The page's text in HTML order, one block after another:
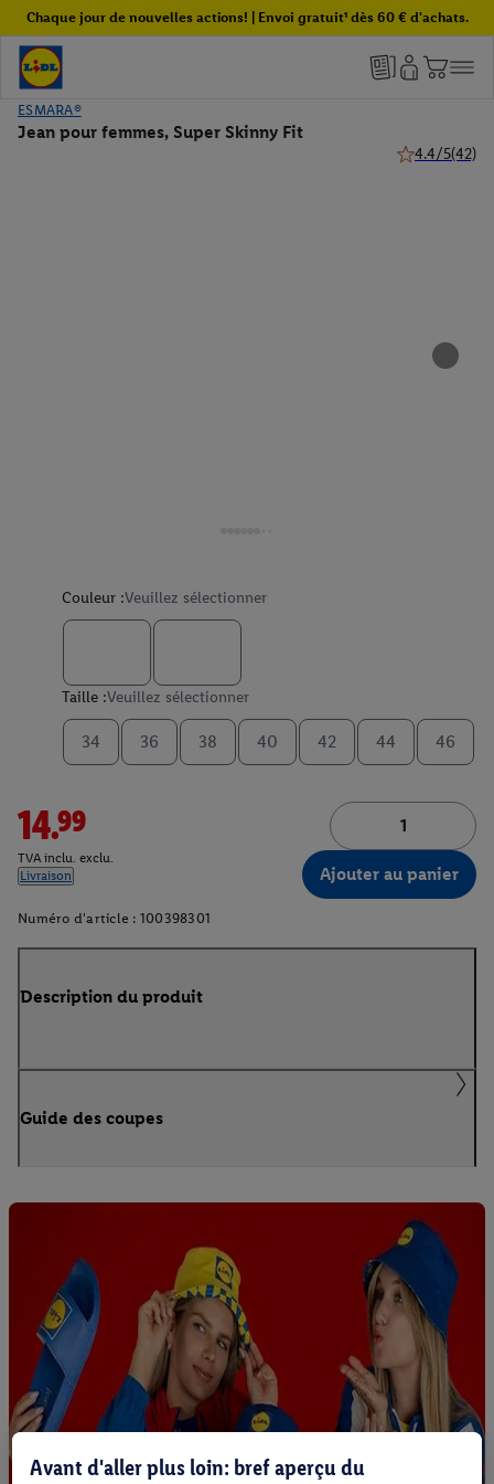
Chaque jour de nouvelles actions! | Envoi gratuit¹ dès 60 € d'achats.
ESMARA®
Jean pour femmes, Super Skinny Fit
4.4/5(42)
Couleur :Veuillez sélectionner
Taille :Veuillez sélectionner
34 36 38 40 42 44 46
14.99
TVA inclu. exclu.
Livraison
Ajouter au panier
Numéro d'article : 100398301
Description du produit
Guide des coupes
Avant d'aller plus loin: bref aperçu du